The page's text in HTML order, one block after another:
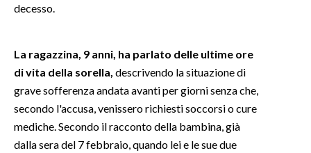
EVENTI
#CARAUNIONE
3 MINUTI CON
decesso.
La ragazzina, 9 anni, ha parlato delle ultime ore
di vita della sorella, descrivendo la situazione di
grave sofferenza andata avanti per giorni senza che,
secondo l'accusa, venissero richiesti soccorsi o cure
mediche. Secondo il racconto della bambina, già
dalla sera del 7 febbraio, quando lei e le sue due